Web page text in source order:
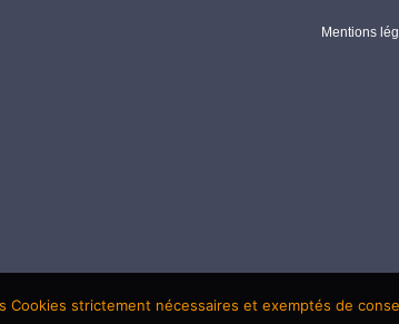
Mentions
strictement nécessaires et exemptés de